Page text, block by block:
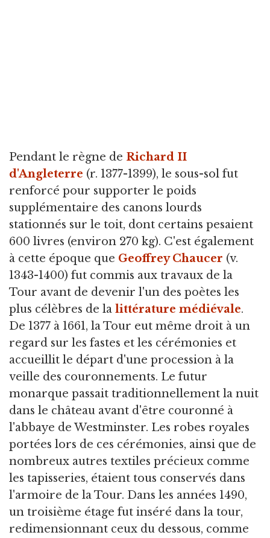
Pendant le règne de Richard II
d'Angleterre (r. 1377-1399), le sous-sol fut
renforcé pour supporter le poids
supplémentaire des canons lourds
stationnés sur le toit, dont certains pesaient
600 livres (environ 270 kg). C'est également
à cette époque que Geoffrey Chaucer (v.
1343-1400) fut commis aux travaux de la
Tour avant de devenir l'un des poètes les
plus célèbres de la littérature médiévale.
De 1377 à 1661, la Tour eut même droit à un
regard sur les fastes et les cérémonies et
accueillit le départ d'une procession à la
veille des couronnements. Le futur
monarque passait traditionnellement la nuit
dans le château avant d'être couronné à
l'abbaye de Westminster. Les robes royales
portées lors de ces cérémonies, ainsi que de
nombreux autres textiles précieux comme
les tapisseries, étaient tous conservés dans
l'armoire de la Tour. Dans les années 1490,
un troisième étage fut inséré dans la tour,
redimensionnant ceux du dessous, comme